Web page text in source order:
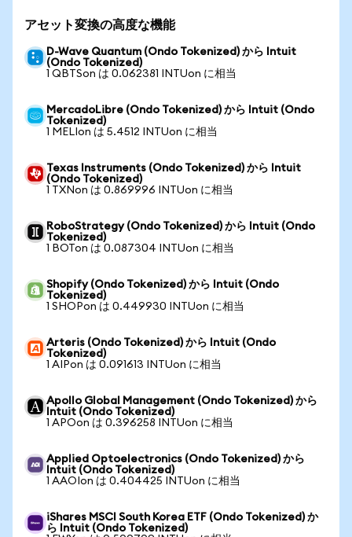
アセット変換の高度な機能
D-Wave Quantum (Ondo Tokenized) から Intuit
(Ondo Tokenized)
1 QBTSon は 0.062381 INTUon に相当
MercadoLibre (Ondo Tokenized) から Intuit (Ondo
Tokenized)
1 MELIon は 5.4512 INTUon に相当
Texas Instruments (Ondo Tokenized) から Intuit
(Ondo Tokenized)
1 TXNon は 0.869996 INTUon に相当
RoboStrategy (Ondo Tokenized) から Intuit (Ondo
Tokenized)
1 BOTon は 0.087304 INTUon に相当
Shopify (Ondo Tokenized) から Intuit (Ondo
Tokenized)
1 SHOPon は 0.449930 INTUon に相当
Arteris (Ondo Tokenized) から Intuit (Ondo
Tokenized)
1 AIPon は 0.091613 INTUon に相当
Apollo Global Management (Ondo Tokenized) から
Intuit (Ondo Tokenized)
1 APOon は 0.396258 INTUon に相当
Applied Optoelectronics (Ondo Tokenized) から
Intuit (Ondo Tokenized)
1 AAOIon は 0.404425 INTUon に相当
iShares MSCI South Korea ETF (Ondo Tokenized) か
ら Intuit (Ondo Tokenized)